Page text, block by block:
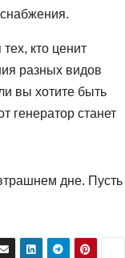
кто ценит
разных видов
вы хотите быть
генератор станет
дне. Пусть